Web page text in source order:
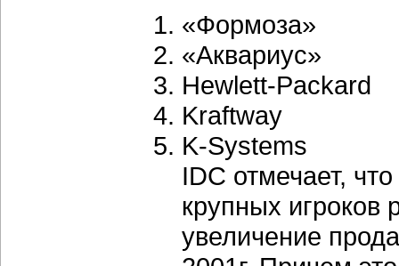
«Формоза»
«Аквариус»
Hewlett-Packard
Kraftway
K-Systems
IDC отмечает,
крупных игроков
увеличение